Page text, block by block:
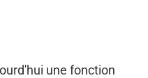
une fonction